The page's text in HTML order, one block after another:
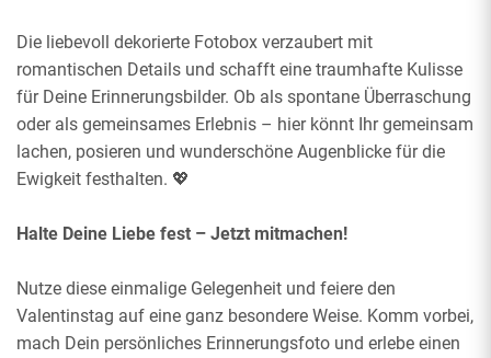
Die liebevoll dekorierte Fotobox verzaubert mit
romantischen Details und schafft eine traumhafte Kulisse
für Deine Erinnerungsbilder. Ob als spontane Überraschung
oder als gemeinsames Erlebnis – hier könnt Ihr gemeinsam
lachen, posieren und wunderschöne Augenblicke für die
Ewigkeit festhalten. 💖
Halte Deine Liebe fest – Jetzt mitmachen!
Nutze diese einmalige Gelegenheit und feiere den
Valentinstag auf eine ganz besondere Weise. Komm vorbei,
mach Dein persönliches Erinnerungsfoto und erlebe einen